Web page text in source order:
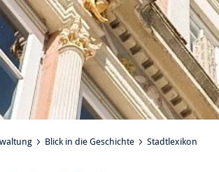
Blick in die Geschichte Stadtlexikon